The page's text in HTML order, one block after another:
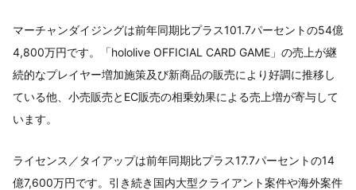
マーチャンダイジングは前年同期比プラス101.7パーセントの54億
4,800万円です。「hololive OFFICIAL CARD GAME」の売上が継
続的なプレイヤー増加施策及び新商品の販売により好調に推移し
ている他、小売販売とEC販売の相乗効果による売上増が寄与して
います。
ライセンス／タイアップは前年同期比プラス17.7パーセントの14
億7,600万円です。引き続き国内大型クライアント案件や海外案件